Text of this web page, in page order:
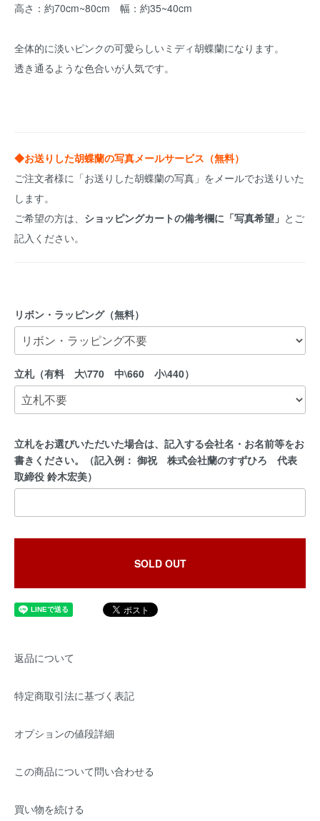
高さ：約70cm~80cm 幅：約35~40cm
全体的に淡いピンクの可愛らしいミディ胡蝶蘭になります。
透き通るような色合いが人気です。
◆お送りした胡蝶蘭の写真メールサービス（無料）
ご注文者様に「お送りした胡蝶蘭の写真」をメールでお送りいた
します。
ご希望の方は、 ショッピングカートの備考欄に「写真希望」 とご
記入ください。
リボン・ラッピング（無料）
立札（有料 大\770 中\660 小\440）
立札をお選びいただいた場合は、記入する会社名・お名前等をお
書きください。（記入例： 御祝 株式会社蘭のすずひろ 代表
取締役 鈴木宏美）
SOLD OUT
返品について
特定商取引法に基づく表記
オプションの値段詳細
この商品について問い合わせる
買い物を続ける